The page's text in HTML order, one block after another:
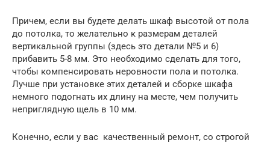
Причем, если вы будете делать шкаф высотой от пола
до потолка, то желательно к размерам деталей
вертикальной группы (здесь это детали №5 и 6)
прибавить 5-8 мм. Это необходимо сделать для того,
чтобы компенсировать неровности пола и потолка.
Лучше при установке этих деталей и сборке шкафа
немного подогнать их длину на месте, чем получить
неприглядную щель в 10 мм.
Конечно, если у вас качественный ремонт, со строгой